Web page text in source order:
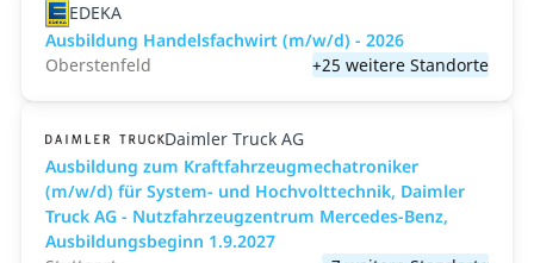
EDEKA
Ausbildung Handelsfachwirt (m/w/d) - 2026
Oberstenfeld
+25 weitere Standorte
Daimler Truck AG
Ausbildung zum Kraftfahrzeugmechatroniker
(m/w/d) für System- und Hochvolttechnik, Daimler
Truck AG - Nutzfahrzeugzentrum Mercedes-Benz,
Ausbildungsbeginn 1.9.2027